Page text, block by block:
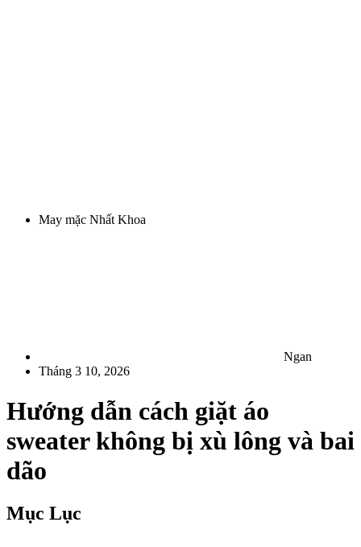
May mặc Nhất Khoa
Ngan
Tháng 3 10, 2026
Hướng dẫn cách giặt áo
sweater không bị xù lông và bai
dão
Mục Lục